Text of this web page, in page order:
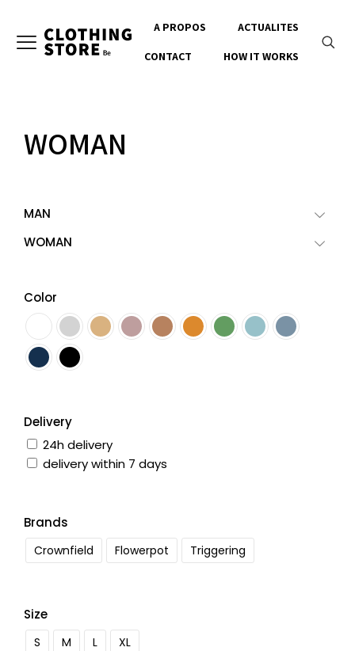
A PROPOS ACTUALITES
CONTACT HOW IT WORKS
WOMAN
MAN
WOMAN
Color
Delivery
24h delivery
delivery within 7 days
Brands
Crownfield Flowerpot Triggering
Size
S M L XL